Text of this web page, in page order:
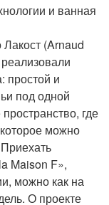
и ванная
(Arnaud
простой и
под одной
где
можно
Maison F»,
можно как на
О проекте